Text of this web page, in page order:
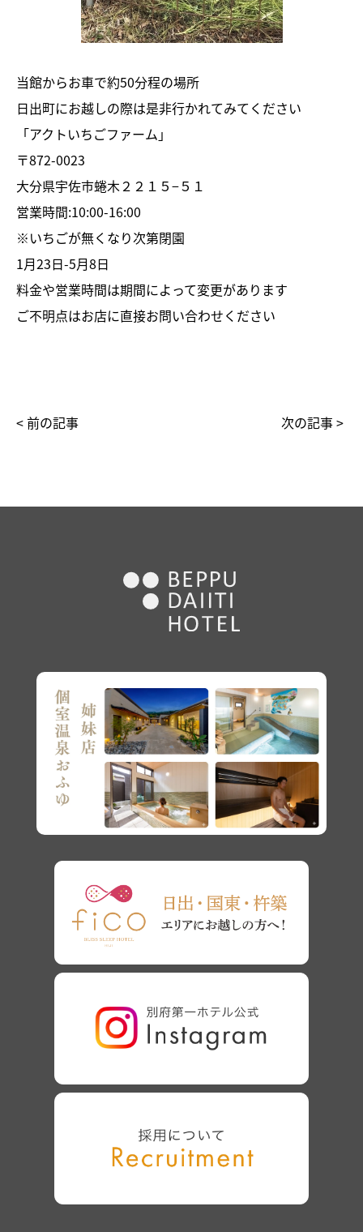
当館からお車で約50分程の場所
日出町にお越しの際は是非行かれてみてください
「アクトいちごファーム」
〒872-0023
大分県宇佐市蜷木２２１５−５１
営業時間:10:00-16:00
※いちごが無くなり次第閉園
1月23日-5月8日
料金や営業時間は期間によって変更があります
ご不明点はお店に直接お問い合わせください
< 前の記事 次の記事 >